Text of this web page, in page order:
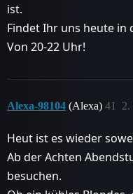
ist.
Findet Ihr uns heute in
Von 20-22 Uhr!
Alexa-98104 (Alexa) 2.
41
Heut ist es wieder
Ab der Achten
besuchen.